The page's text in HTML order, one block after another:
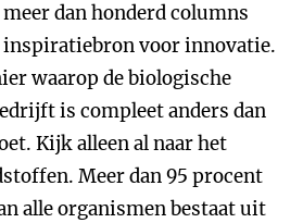
dan honderd columns
inspiratiebron voor innovatie.
waarop de biologische
is compleet anders dan
Kijk alleen al naar het
Meer dan 95 procent
alle organismen bestaat uit